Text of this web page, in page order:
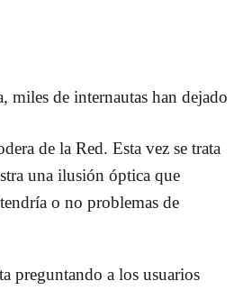
miles de internautas han dejado
de la Red. Esta vez se trata
una ilusión óptica que
o no problemas de
preguntando a los usuarios